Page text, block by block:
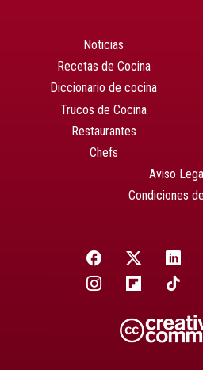
Noticias
Recetas de Cocina
Diccionario de cocina
Trucos de Cocina
Restaurantes
Chefs
Aviso Legal
Condiciones